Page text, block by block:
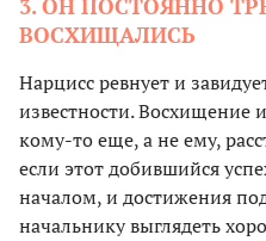
3. ОН ПОСТОЯННО
ВОСХИЩАЛИСЬ
Нарцисс ревнует и
известности. Восхищение
кому-то еще, а не ему,
если этот добившийся
началом, и достижения
начальнику выглядеть